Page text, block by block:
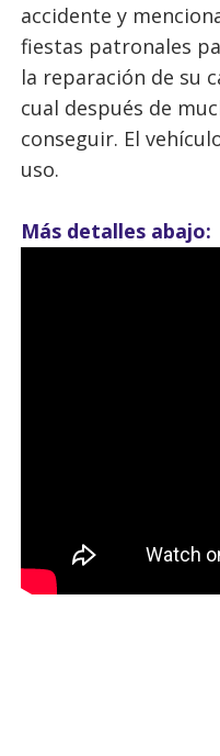
accidente y
fiestas patronales
la reparación de su
cual después de
conseguir. El
uso.
Más detalles abajo: